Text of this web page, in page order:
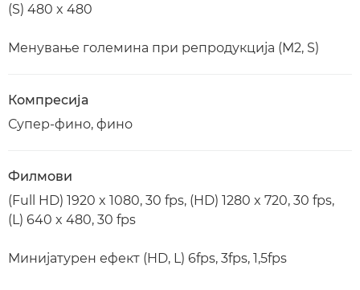
(S) 480 x 480
Менување големина при репродукција (M2, S)
Компресија
Супер-фино, фино
Филмови
(Full HD) 1920 x 1080, 30 fps, (HD) 1280 x 720, 30 fps,
(L) 640 x 480, 30 fps
Минијатурен ефект (HD, L) 6fps, 3fps, 1,5fps